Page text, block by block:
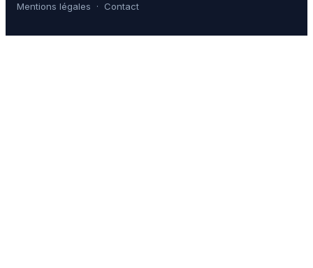
Mentions légales · Contact